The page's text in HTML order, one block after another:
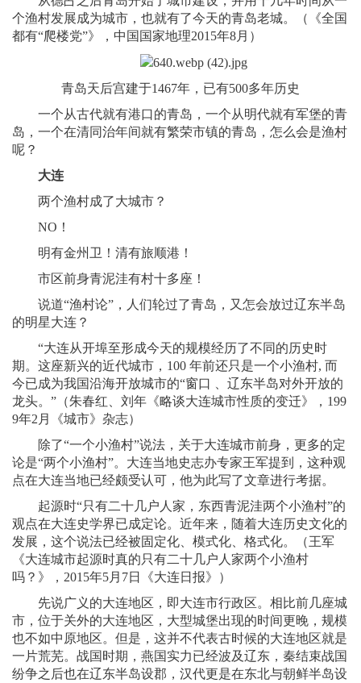
个渔村发展成为城市，也就有了今天的青岛老城。（《全国
都有“爬楼党”》，中国国家地理2015年8月）
青岛天后宫建于1467年，已有500多年历史
一个从古代就有港口的青岛，一个从明代就有军堡的青
岛，一个在清同治年间就有繁荣市镇的青岛，怎么会是渔村
呢？
大连
两个渔村成了大城市？
NO！
明有金州卫！清有旅顺港！
市区前身青泥洼有村十多座！
说道“渔村论”，人们轮过了青岛，又怎会放过辽东半岛
的明星大连？
“大连从开埠至形成今天的规模经历了不同的历史时
期。这座新兴的近代城市，100 年前还只是一个小渔村, 而
今已成为我国沿海开放城市的“窗口 、辽东半岛对外开放的
龙头。”（朱春红、刘年《略谈大连城市性质的变迁》，199
9年2月《城市》杂志）
除了“一个小渔村”说法，关于大连城市前身，更多的定
论是“两个小渔村”。大连当地史志办专家王军提到，这种观
点在大连当地已经颇受认可，他为此写了文章进行考据。
起源时“只有二十几户人家，东西青泥洼两个小渔村”的
观点在大连史学界已成定论。近年来，随着大连历史文化的
发展，这个说法已经被固定化、模式化、格式化。（王军
《大连城市起源时真的只有二十几户人家两个小渔村
吗？》，2015年5月7日《大连日报》）
先说广义的大连地区，即大连市行政区。相比前几座城
市，位于关外的大连地区，大型城堡出现的时间更晚，规模
也不如中原地区。但是，这并不代表古时候的大连地区就是
一片荒芜。战国时期，燕国实力已经波及辽东，秦结束战国
纷争之后也在辽东半岛设郡，汉代更是在东北与朝鲜半岛设